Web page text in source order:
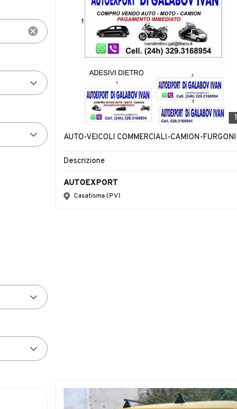
1
AUTO-VEICOLI COMMERCIALI-CAMION-FURGONI
Descrizione
AUTOEXPORT
Casatisma (PV)